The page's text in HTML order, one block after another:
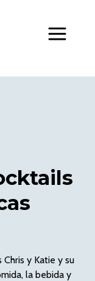
y Katie y su
la bebida y